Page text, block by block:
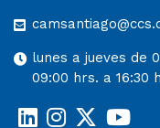
lunes a jueves de
09:00 hrs. a 16:30